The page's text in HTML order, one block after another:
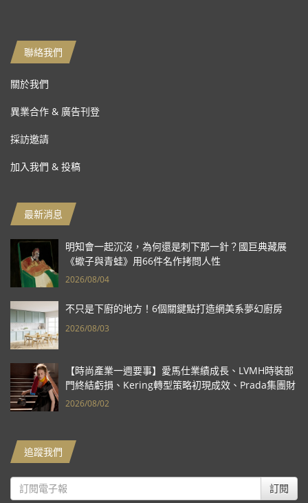
聯絡我們
關於我們
異業合作 & 廣告刊登
採訪邀請
加入我們 & 投稿
最新消息
明知會一起沉沒，為何還是刺下那一針？國巨典藏展
《蠍子與青蛙》用66件名作拷問人性
2026/08/04
不只是下廚的地方！6個關鍵點打造網美系夢幻廚房
2026/08/03
【時尚產業一週要事】愛馬仕業績成長、LVMH時裝部
門終結虧損、Kering轉型策略初現成效、Prada集團財
報亮眼
2026/08/02
追蹤我們
訂閱